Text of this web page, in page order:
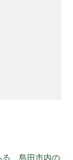
、島田市内の